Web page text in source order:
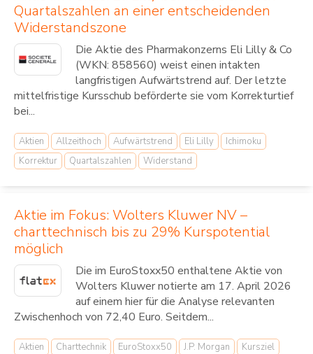
Quartalszahlen an einer entscheidenden
Widerstandszone
Die Aktie des Pharmakonzerns Eli Lilly & Co
(WKN: 858560) weist einen intakten
langfristigen Aufwärtstrend auf. Der letzte
mittelfristige Kursschub beförderte sie vom Korrekturtief
bei...
Aktien Allzeithoch Aufwärtstrend Eli Lilly
Ichimoku
Korrektur
Quartalszahlen Widerstand
Aktie im Fokus: Wolters Kluwer NV –
charttechnisch bis zu 29% Kurspotential
möglich
Die im EuroStoxx50 enthaltene Aktie von
Wolters Kluwer notierte am 17. April 2026
auf einem hier für die Analyse relevanten
Zwischenhoch von 72,40 Euro. Seitdem...
Aktien Charttechnik EuroStoxx50 J.P. Morgan
Kursziel